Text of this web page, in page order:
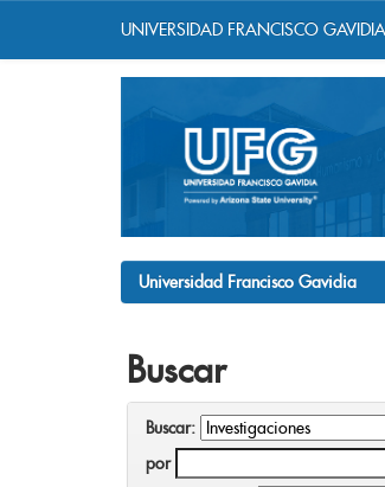
UNIVERSIDAD FRANCISCO GAVIDIA
Universidad Francisco Gavidia
Buscar
Buscar:
por